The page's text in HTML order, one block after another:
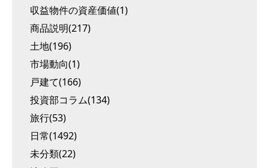
収益物件の資産価値(1)
商品説明(217)
土地(196)
市場動向(1)
戸建て(166)
投資部コラム(134)
旅行(53)
日常(1492)
未分類(22)